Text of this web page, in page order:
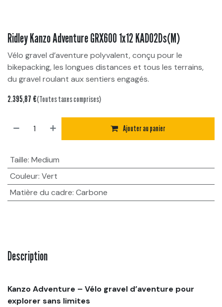
Ridley Kanzo Adventure GRX600 1x12 KAD02Ds(M)
Vélo gravel d’aventure polyvalent, conçu pour le
bikepacking, les longues distances et tous les terrains,
du gravel roulant aux sentiers engagés.
2.395,87 €(Toutes taxes comprises)
Ajouter au panier
Taille: Medium
Couleur: Vert
Matière du cadre: Carbone
Description
Kanzo Adventure – Vélo gravel d’aventure pour
explorer sans limites